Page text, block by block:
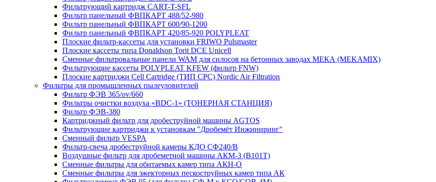
Фильтрующий картридж CART-T-SFL
Фильтр панельный ФВПКАРТ 488/52-980
Фильтр панельный ФВПКАРТ 600/90-1200
Фильтр панельный ФВПКАРТ 420/85-920 POLYPLEAT
Плоские фильтр-кассеты для установки FRIWO Pulsmaster
Плоские кассеты типа Donaldson Torit DCE Unicell
Сменные фильтровальные панели WAM для силосов на бетонных заводах МЕКА (MEKAMIX)
Фильтрующие кассеты POLYPLEAT KFEW (фильтр FNW)
Плоские картриджи Cell Cartridge (ТИП СРС) Nordic Air Filtration
Фильтры для промышленных пылеуловителей
Фильтр ФЭВ 365/ov/660
Фильтры очистки воздуха «BDC-1» (ТОНЕРНАЯ СТАНЦИЯ)
Фильтр ФЭВ-380
Картриджный фильтр для дробеструйной машины AGTOS
Фильтрующие картриджи к установкам "Дробемёт Инжиниринг"
Сменный фильтр VESPA
Фильтр-свеча дробеструйной камеры КДО СФ240/В
Воздушные фильтр для дробеметной машины АКМ-3 (В101Т)
Сменные фильтры для обитаемых камер типа АКН-О
Сменные фильтры для эжекторных пескоструйных камер типа АК